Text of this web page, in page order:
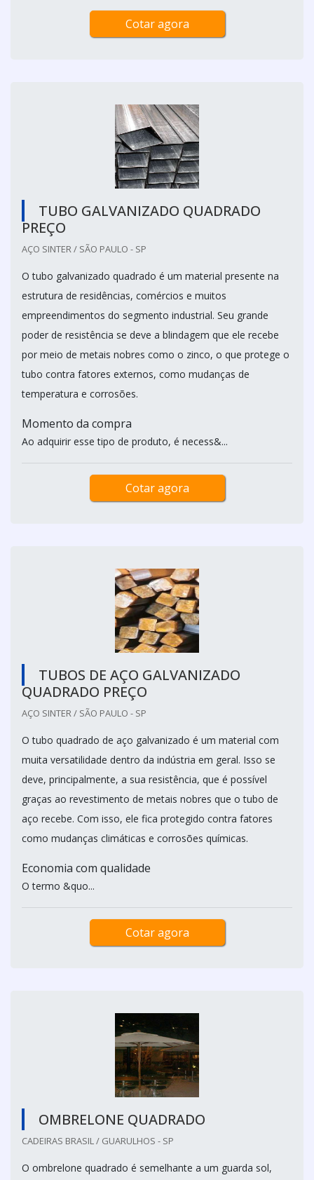
Cotar agora
TUBO GALVANIZADO QUADRADO
PREÇO
AÇO SINTER / SÃO PAULO - SP
O tubo galvanizado quadrado é um material presente na
estrutura de residências, comércios e muitos
empreendimentos do segmento industrial. Seu grande
poder de resistência se deve a blindagem que ele recebe
por meio de metais nobres como o zinco, o que protege o
tubo contra fatores externos, como mudanças de
temperatura e corrosões.
Momento da compra
Ao adquirir esse tipo de produto, é necess&...
Cotar agora
TUBOS DE AÇO GALVANIZADO
QUADRADO PREÇO
AÇO SINTER / SÃO PAULO - SP
O tubo quadrado de aço galvanizado é um material com
muita versatilidade dentro da indústria em geral. Isso se
deve, principalmente, a sua resistência, que é possível
graças ao revestimento de metais nobres que o tubo de
aço recebe. Com isso, ele fica protegido contra fatores
como mudanças climáticas e corrosões químicas.
Economia com qualidade
O termo &quo...
Cotar agora
OMBRELONE QUADRADO
CADEIRAS BRASIL / GUARULHOS - SP
O ombrelone quadrado é semelhante a um guarda sol,